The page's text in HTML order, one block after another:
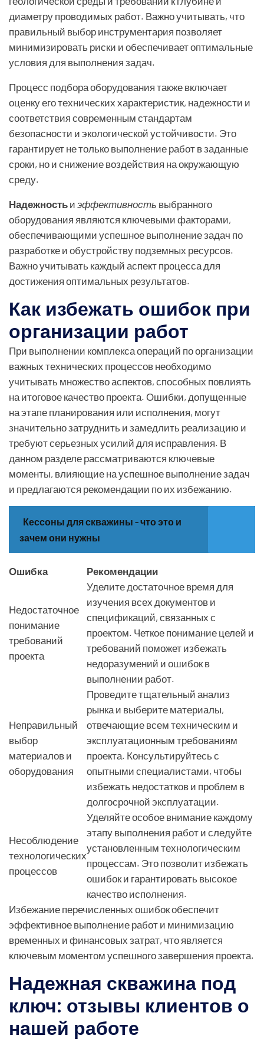
диаметру проводимых работ. Важно учитывать, что
правильный выбор инструментария позволяет
минимизировать риски и обеспечивает оптимальные
условия для выполнения задач.
Процесс подбора оборудования также включает
оценку его технических характеристик, надежности и
соответствия современным стандартам
безопасности и экологической устойчивости. Это
гарантирует не только выполнение работ в заданные
сроки, но и снижение воздействия на окружающую
среду.
Надежность и эффективность выбранного
оборудования являются ключевыми факторами,
обеспечивающими успешное выполнение задач по
разработке и обустройству подземных ресурсов.
Важно учитывать каждый аспект процесса для
достижения оптимальных результатов.
Как избежать ошибок при
организации работ
При выполнении комплекса операций по организации
важных технических процессов необходимо
учитывать множество аспектов, способных повлиять
на итоговое качество проекта. Ошибки, допущенные
на этапе планирования или исполнения, могут
значительно затруднить и замедлить реализацию и
требуют серьезных усилий для исправления. В
данном разделе рассматриваются ключевые
моменты, влияющие на успешное выполнение задач
и предлагаются рекомендации по их избежанию.
Кессоны для скважины - что это и
зачем они нужны
Ошибка Рекомендации
Недостаточное
понимание
требований
проекта
Уделите достаточное время для
изучения всех документов и
спецификаций, связанных с
проектом. Четкое понимание целей и
требований поможет избежать
недоразумений и ошибок в
выполнении работ.
Неправильный
выбор
материалов и
оборудования
Проведите тщательный анализ
рынка и выберите материалы,
отвечающие всем техническим и
эксплуатационным требованиям
проекта. Консультируйтесь с
опытными специалистами, чтобы
избежать недостатков и проблем в
долгосрочной эксплуатации.
Несоблюдение
технологических
процессов
Уделяйте особое внимание каждому
этапу выполнения работ и следуйте
установленным технологическим
процессам. Это позволит избежать
ошибок и гарантировать высокое
качество исполнения.
Избежание перечисленных ошибок обеспечит
эффективное выполнение работ и минимизацию
временных и финансовых затрат, что является
ключевым моментом успешного завершения проекта.
Надежная скважина под
ключ: отзывы клиентов о
нашей работе